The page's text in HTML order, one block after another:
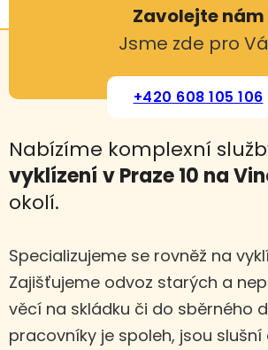
Zavolejte nám
Jsme zde pro
+420 608 105 106
Nabízíme komplexní
vyklízení v Praze 10 na
okolí.
Specializujeme se rovněž na
Zajišťujeme odvoz starých a
věcí na skládku či do sběrného
pracovníky je spoleh, jsou